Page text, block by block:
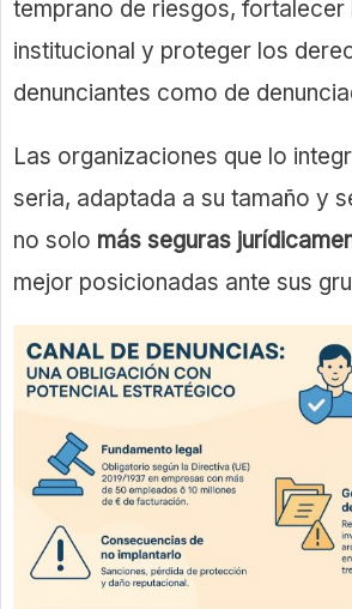
temprano de riesgos, fortalecer
institucional y proteger los
denunciantes como de
Las organizaciones que lo
seria, adaptada a su tamaño y
no solo más seguras
mejor posicionadas ante sus